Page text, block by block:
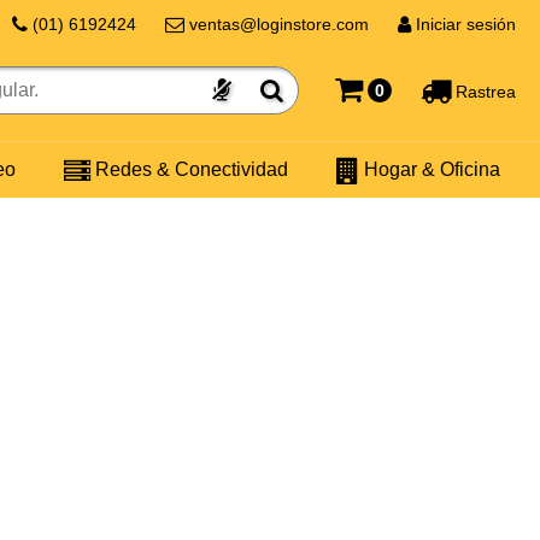
(01) 6192424 ventas@loginstore.com Iniciar sesión
0 Rastrea
Redes & Conectividad Hogar & Oficina